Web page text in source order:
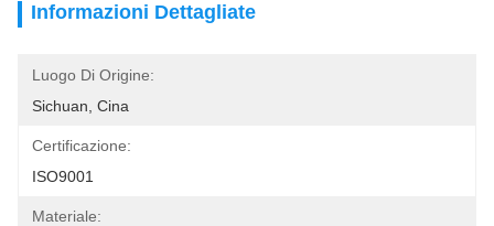
Informazioni Dettagliate
Luogo Di Origine:
Sichuan, Cina
Certificazione:
ISO9001
Materiale: